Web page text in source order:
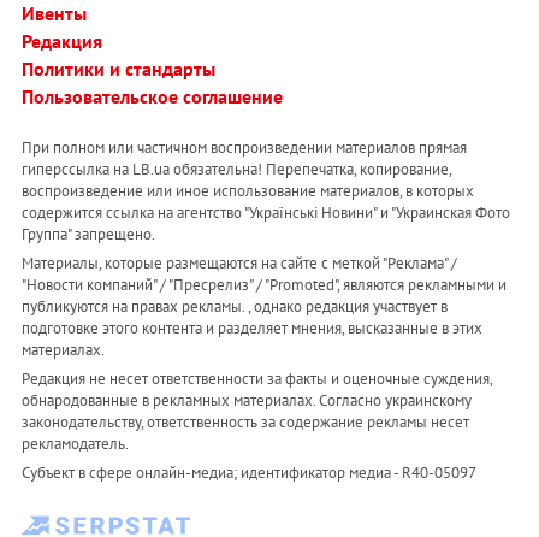
Ивенты
Редакция
Политики и стандарты
Пользовательское соглашение
При полном или частичном воспроизведении материалов прямая
гиперссылка на LB.ua обязательна! Перепечатка, копирование,
воспроизведение или иное использование материалов, в которых
содержится ссылка на агентство "Українськi Новини" и "Украинская Фото
Группа" запрещено.
Материалы, которые размещаются на сайте с меткой "Реклама" /
"Новости компаний" / "Пресрелиз" / "Promoted", являются рекламными и
публикуются на правах рекламы. , однако редакция участвует в
подготовке этого контента и разделяет мнения, высказанные в этих
материалах.
Редакция не несет ответственности за факты и оценочные суждения,
обнародованные в рекламных материалах. Согласно украинскому
законодательству, ответственность за содержание рекламы несет
рекламодатель.
Субъект в сфере онлайн-медиа; идентификатор медиа - R40-05097